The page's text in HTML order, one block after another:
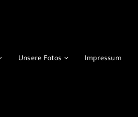
Unsere Fotos Impressum